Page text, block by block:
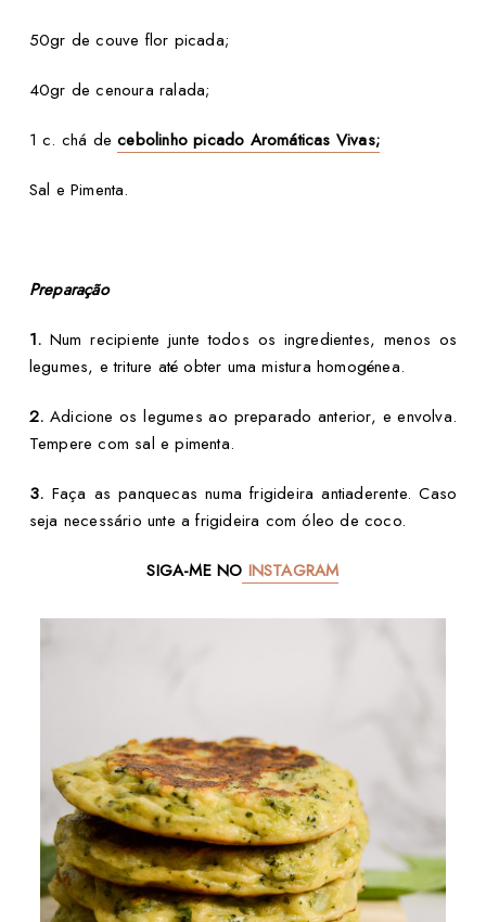
50gr de couve flor picada;
40gr de cenoura ralada;
1 c. chá decebolinho picado Aromáticas Vivas;
Sal e Pimenta.
Preparação
1. Num recipiente junte todos os ingredientes, menos os
legumes, e triture até obter uma mistura homogénea.
2. Adicione os legumes ao preparado anterior, e envolva.
Tempere com sal e pimenta.
3. Faça as panquecas numa frigideira antiaderente. Caso
seja necessário unte a frigideira com óleo de coco.
SIGA-ME NO INSTAGRAM